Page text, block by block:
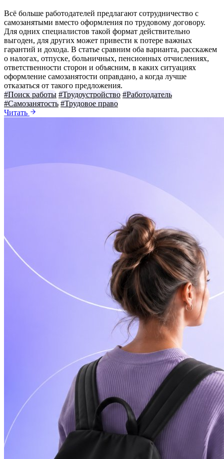
Всё больше работодателей предлагают сотрудничество с
самозанятыми вместо оформления по трудовому договору.
Для одних специалистов такой формат действительно
выгоден, для других может привести к потере важных
гарантий и дохода. В статье сравним оба варианта, расскажем
о налогах, отпуске, больничных, пенсионных отчислениях,
ответственности сторон и объясним, в каких ситуациях
оформление самозанятости оправдано, а когда лучше
отказаться от такого предложения.
#Поиск работы #Трудоустройство #Работодатель
#Самозанятость #Трудовое право
Читать